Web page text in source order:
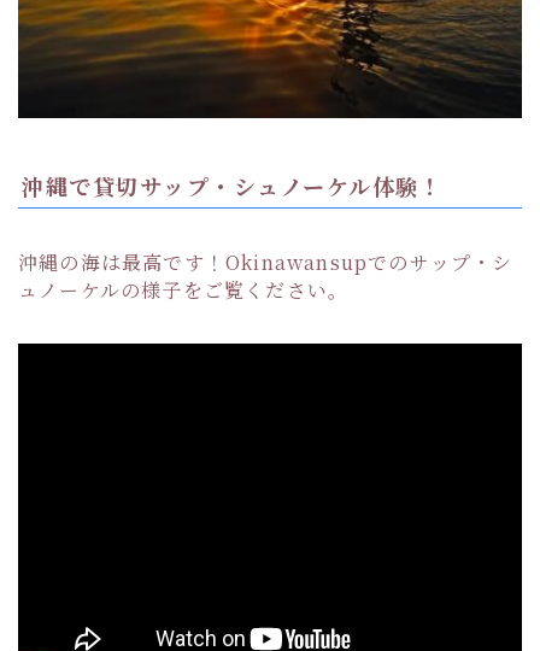
沖縄で貸切サップ・シュノーケル体験！
沖縄の海は最高です！Okinawansupでのサップ・シ
ュノーケルの様子をご覧ください。